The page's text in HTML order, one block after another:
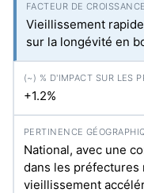
Vieillissement
sur la longévité en
+1.2%
National, avec une
dans les préfectures
vieillissement